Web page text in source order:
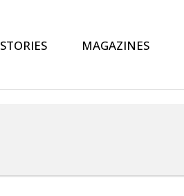
STORIES MAGAZINES